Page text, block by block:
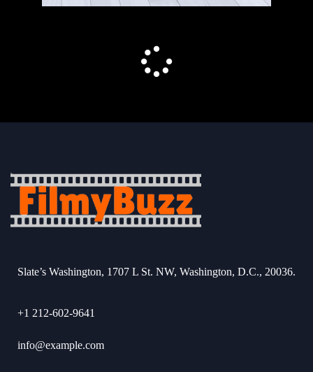
Slate’s Washington, 1707 L St. NW, Washington, D.C., 20036.
+1 212-602-9641
info@example.com